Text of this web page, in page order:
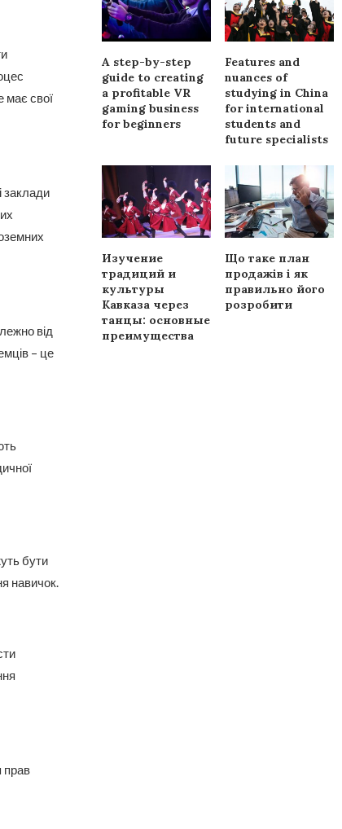
має свої
заклади
від
– це
бути
навичок.
прав
A step-by-step
guide to creating
a profitable VR
gaming business
for beginners
Features and
nuances of
studying in China
for international
students and
future specialists
Изучение
традиций и
культуры
Кавказа через
танцы: основные
преимущества
Що таке план
продажів і як
правильно його
розробити